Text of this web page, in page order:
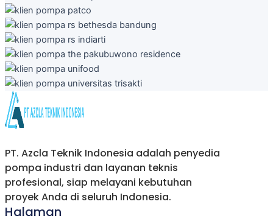
PT. Azcla Teknik Indonesia adalah penyedia
pompa industri dan layanan teknis
profesional, siap melayani kebutuhan
proyek Anda di seluruh Indonesia.
Halaman